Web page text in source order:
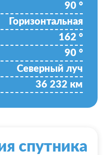
90 °
Горизонтальная
162 °
90 °
Северный луч
36 232 км
спутника